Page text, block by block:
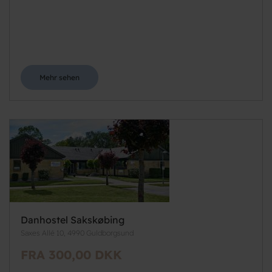
Mehr sehen
Danhostel Sakskøbing
Saxes Allé 10, 4990 Guldborgsund
FRA 300,00 DKK